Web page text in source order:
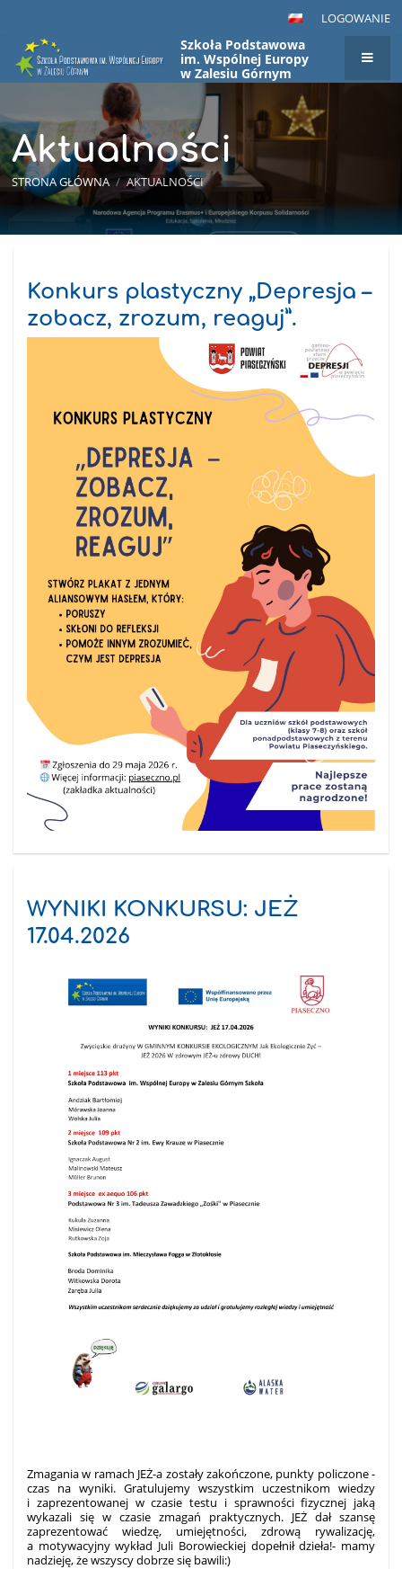
LOGOWANIE
Szkoła Podstawowa
im. Wspólnej Europy
w Zalesiu Górnym
Aktualności
STRONA GŁÓWNA / AKTUALNOŚCI
Konkurs plastyczny „Depresja –
zobacz, zrozum, reaguj”.
WYNIKI KONKURSU: JEŻ
17.04.2026
Zmagania w ramach JEŻ-a zostały zakończone, punkty policzone -
czas na wyniki. Gratulujemy wszystkim uczestnikom wiedzy
i zaprezentowanej w czasie testu i sprawności fizycznej jaką
wykazali się w czasie zmagań praktycznych. JEŻ dał szansę
zaprezentować wiedzę, umiejętności, zdrową rywalizację,
a motywacyjny wykład Juli Borowieckiej dopełnił dzieła!- mamy
nadzieję, że wszyscy dobrze się bawili:)